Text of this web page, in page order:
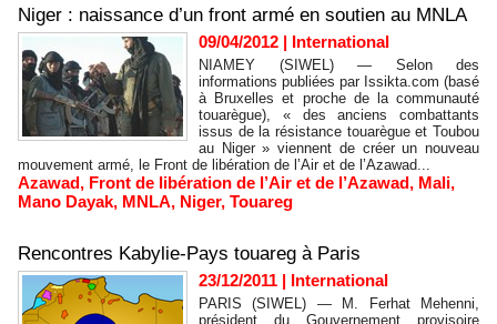
Niger : naissance d’un front armé en soutien au MNLA
09/04/2012 | International
NIAMEY (SIWEL) — Selon des
informations publiées par Issikta.com (basé
à Bruxelles et proche de la communauté
touarègue), « des anciens combattants
issus de la résistance touarègue et Toubou
au Niger » viennent de créer un nouveau
mouvement armé, le Front de libération de l’Air et de l’Azawad...
Azawad, Front de libération de l’Air et de l’Azawad, Mali,
Mano Dayak, MNLA, Niger, Touareg
Rencontres Kabylie-Pays touareg à Paris
23/12/2011 | International
PARIS (SIWEL) — M. Ferhat Mehenni,
président du Gouvernement provisoire